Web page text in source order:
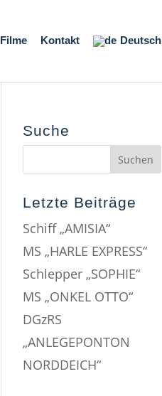
Filme Kontakt Deutsch
Suche
Letzte Beiträge
Schiff „AMISIA“
MS „HARLE EXPRESS“
Schlepper „SOPHIE“
MS „ONKEL OTTO“
DGzRS
„ANLEGEPONTON
NORDDEICH“